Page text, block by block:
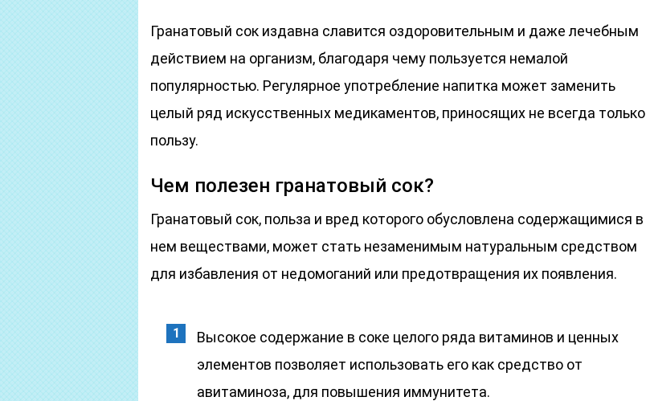
Гранатовый сок издавна славится оздоровительным и даже лечебным
действием на организм, благодаря чему пользуется немалой
популярностью. Регулярное употребление напитка может заменить
целый ряд искусственных медикаментов, приносящих не всегда только
пользу.
Чем полезен гранатовый сок?
Гранатовый сок, польза и вред которого обусловлена содержащимися в
нем веществами, может стать незаменимым натуральным средством
для избавления от недомоганий или предотвращения их появления.
Высокое содержание в соке целого ряда витаминов и ценных
элементов позволяет использовать его как средство от
авитаминоза, для повышения иммунитета.